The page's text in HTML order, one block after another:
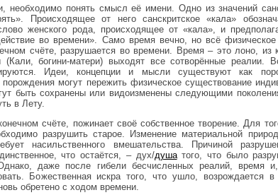
необходимо понять смысл её имени. Одно из значений
Происходящее от него санскритское «кала»
женского рода, происходящее от «кала», и
во времени». Само время вечно, но всё
счёте, разрушается во времени. Время – это лоно, из
богини-матери) выходят все сотворённые реалии.
Идеи, концепции и мысли существуют как
порождения могут пережить физическое существование
быть сохранены или видоизменены следующими
в Лету.
счёте, пожинает своё собственное творение. Для
разрушить старое. Изменение материальной
насильственного вмешательства. Причиной
что остаётся, – дух/душатого, что было
даже после гибели бесчисленных реалий, время
Божественная искра того, что ушло, возрождается
обретено с ходом времени.